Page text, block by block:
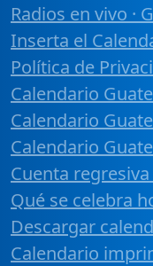
Radios en vivo ·
Inserta el
Política de
Calendario
Calendario
Calendario
Cuenta
Qué se celebra
Descargar
Calendario